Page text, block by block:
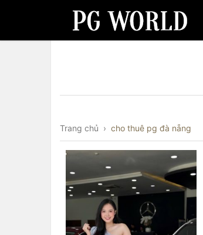
Trang chủ › cho thuê pg đà nẵng